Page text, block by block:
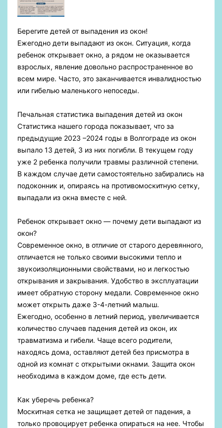
Берегите детей от выпадения из окон!
Ежегодно дети выпадают из окон. Ситуация, когда
ребенок открывает окно, а рядом не оказывается
взрослых, явление довольно распространенное во
всем мире. Часто, это заканчивается инвалидностью
или гибелью маленького непоседы.
Печальная статистика выпадения детей из окон
Статистика нашего города показывает, что за
предыдущие 2023 –2024 годы в Волгограде из окон
выпало 13 детей, 3 из них погибли. В текущем году
уже 2 ребенка получили травмы различной степени.
В каждом случае дети самостоятельно забирались на
подоконник и, опираясь на противомоскитную сетку,
выпадали из окна вместе с ней.
Ребенок открывает окно — почему дети выпадают из
окон?
Современное окно, в отличие от старого деревянного,
отличается не только своими высокими тепло и
звукоизоляционными свойствами, но и легкостью
открывания и закрывания. Удобство в эксплуатации
имеет обратную сторону медали. Современное окно
может открыть даже 3-4-летний малыш.
Ежегодно, особенно в летний период, увеличивается
количество случаев падения детей из окон, их
травматизма и гибели. Чаще всего родители,
находясь дома, оставляют детей без присмотра в
одной из комнат с открытыми окнами. Защита окон
необходима в каждом доме, где есть дети.
Как уберечь ребенка?
Москитная сетка не защищает детей от падения, а
только провоцирует ребенка опираться на нее. Чтобы